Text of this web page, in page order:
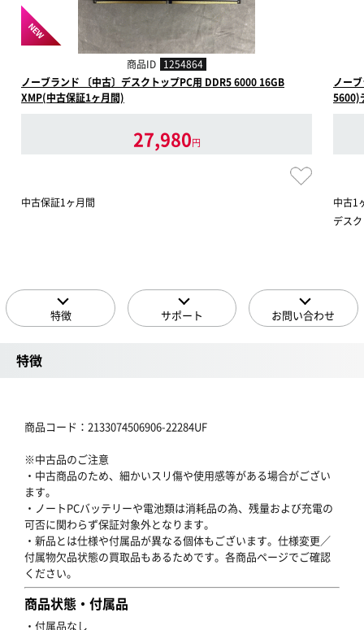
NEW
商品ID 1254864
ノーブランド 〔中古〕デスクトップPC用 DDR5 6000 16GB
XMP(中古保証1ヶ月間)
27,980円
中古保証1ヶ月間
ノー
5600)
中古1
デス
特徴 サポート お問い合わせ
特徴
商品コード：2133074506906-22284UF
※中古品のご注意
・中古商品のため、細かいスリ傷や使用感等がある場合がござい
ます。
・ノートPCバッテリーや電池類は消耗品の為、残量および充電の
可否に関わらず保証対象外となります。
・新品とは仕様や付属品が異なる個体もございます。仕様変更／
付属物欠品状態の買取品もあるためです。各商品ページでご確認
ください。
商品状態・付属品
・付属品なし